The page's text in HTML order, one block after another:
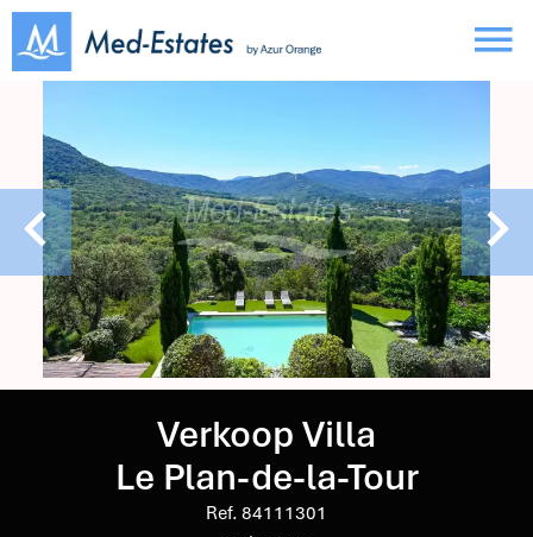
Verkoop Villa
Le Plan-de-la-Tour
Ref. 84111301